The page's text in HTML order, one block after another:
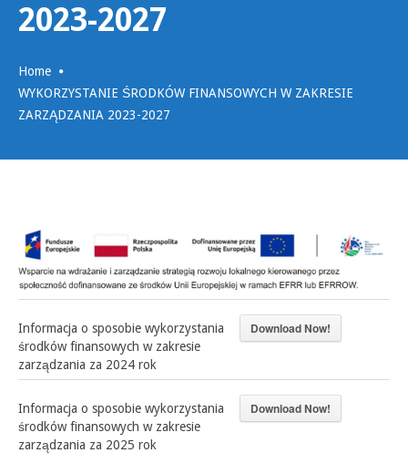
2023-2027
Home
WYKORZYSTANIE ŚRODKÓW FINANSOWYCH W ZAKRESIE
ZARZĄDZANIA 2023-2027
Informacja o sposobie wykorzystania
środków finansowych w zakresie
zarządzania za 2024 rok
Download Now!
Informacja o sposobie wykorzystania
środków finansowych w zakresie
zarządzania za 2025 rok
Download Now!